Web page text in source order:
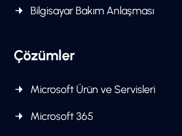
Bilgisayar Bakım Anlaşması
Çözümler
Microsoft Ürün ve Servisleri
Microsoft 365